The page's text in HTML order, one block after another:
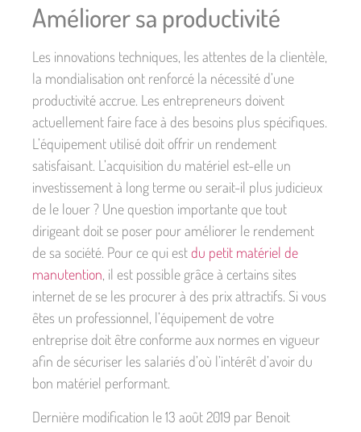
Améliorer sa productivité
Les innovations techniques, les attentes de la clientèle,
la mondialisation ont renforcé la nécessité d’une
productivité accrue. Les entrepreneurs doivent
actuellement faire face à des besoins plus spécifiques.
L’équipement utilisé doit offrir un rendement
satisfaisant. L’acquisition du matériel est-elle un
investissement à long terme ou serait-il plus judicieux
de le louer ? Une question importante que tout
dirigeant doit se poser pour améliorer le rendement
de sa société. Pour ce qui estdu petit matériel de
manutention, il est possible grâce à certains sites
internet de se les procurer à des prix attractifs. Si vous
êtes un professionnel, l’équipement de votre
entreprise doit être conforme aux normes en vigueur
afin de sécuriser les salariés d’où l’intérêt d’avoir du
bon matériel performant.
Dernière modification le 13 août 2019 par Benoit